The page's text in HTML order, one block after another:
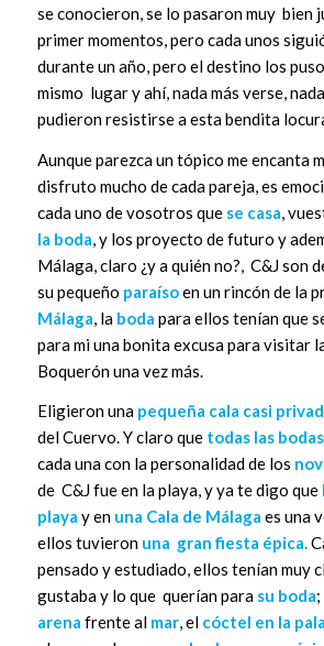
se conocieron, se lo pasaron muy bien
primer momentos, pero cada unos
durante un año, pero el destino los
mismo lugar y ahí, nada más verse,
pudieron resistirse a esta bendita
Aunque parezca un tópico me encanta
disfruto mucho de cada pareja, es
cada uno de vosotros que se casa,
la boda, y los proyecto de futuro y
Málaga, claro ¿y a quién no?, C&J son
su pequeño paraísoen un rincón de la
Málaga, la boda para ellos tenían que
para mi una bonita excusa para visitar
Boquerón una vez más.
Eligieron una pequeña cala casi
del Cuervo. Y claro que todas las
cada una con la personalidad de los
de C&J fue en la playa, y ya te digo que
playa y en una Cala de Málaga es una
ellos tuvieronuna gran fiesta épica.
pensado y estudiado, ellos tenían muy
gustaba y lo que querían para su boda;
arena frente almar, el cóctel en la